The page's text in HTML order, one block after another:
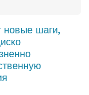
новые шаги,